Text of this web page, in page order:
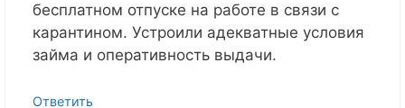
бесплатном отпуске на работе в связи с
карантином. Устроили адекватные условия
займа и оперативность выдачи.
Ответить